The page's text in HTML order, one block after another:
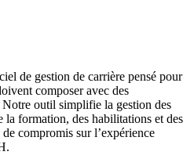
de gestion de carrière pensé pour
composer avec des
outil simplifie la gestion des
la formation, des habilitations et des
compromis sur l’expérience